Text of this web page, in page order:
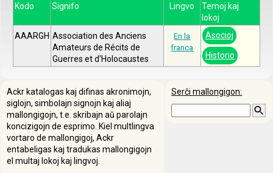
Kodo Signifo Lingvo
Temoj kaj
lokoj
AAARGH Association des Anciens
Amateurs de Récits de
Guerres et d'Holocaustes
En la
franca
Asocioj
Historio
Serĉi mallongigon:
Ackr katalogas kaj difinas akronimojn,
siglojn, simbolajn signojn kaj aliaj
mallongigojn, t.e. skribajn aŭ parolajn
koncizigojn de esprimo. Kiel multlingva
vortaro de mallongigoj, Ackr
entabeligas kaj tradukas mallongigojn
el multaj lokoj kaj lingvoj.